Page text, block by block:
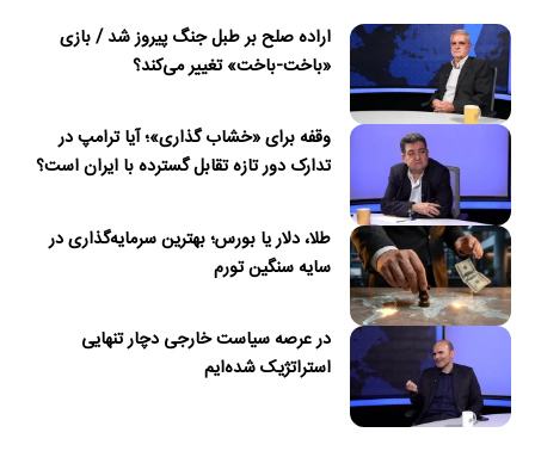
اراده صلح بر طبل جنگ پیروز شد / بازی
«باخت-باخت» تغییر می‌کند؟
وقفه برای «خشاب گذاری»؛ آیا ترامپ در
تدارک دور تازه تقابل گسترده با ایران است؟
طلا، دلار یا بورس؛ بهترین سرمایه‌گذاری در
سایه سنگین تورم
در عرصه سیاست خارجی دچار تنهایی
استراتژیک شده‌ایم